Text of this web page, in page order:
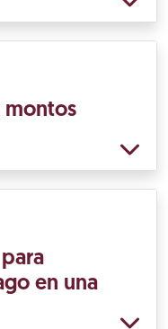
montos
en una